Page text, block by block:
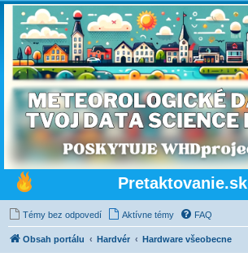
Pretaktovanie.sk
Témy bez odpovedí Aktívne témy FAQ
Obsah portálu Hardvér Hardware všeobecne